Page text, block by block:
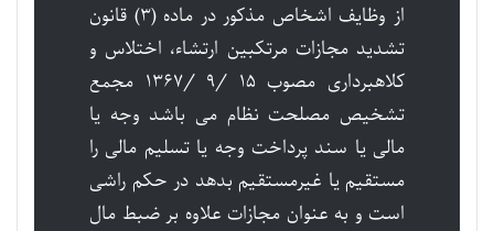
از وظایف اشخاص مذکور در ماده (۳) قانون
تشدید مجازات مرتکبین ارتشاء، اختلاس و
کلاهبرداری مصوب ۱۵ /۹ /۱۳۶۷ مجمع
تشخیص مصلحت نظام می باشد وجه یا
مالی یا سند پرداخت وجه یا تسلیم مالی را
مستقیم یا غیرمستقیم بدهد در حکم راشی
است و به عنوان مجازات علاوه بر ضبط مال